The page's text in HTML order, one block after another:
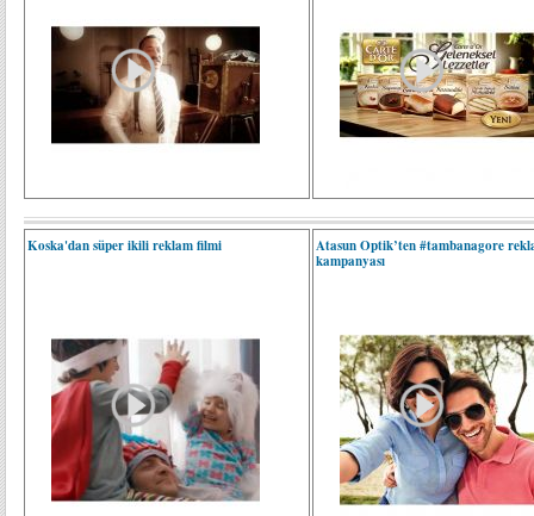
Koska'dan süper ikili reklam filmi
Atasun Optik’ten #tambanagore
kampanyası